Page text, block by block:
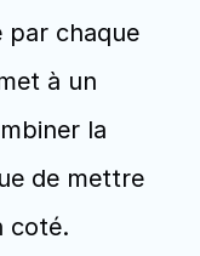
par chaque
à un
la
de mettre
coté.